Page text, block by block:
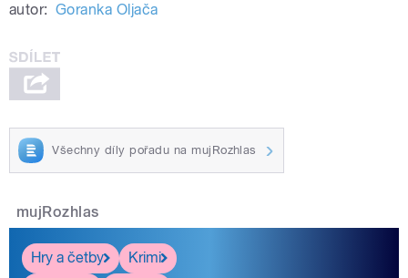
autor: Goranka Oljača
Všechny díly pořadu na mujRozhlas
mujRozhlas
Hry a četby
Krimi